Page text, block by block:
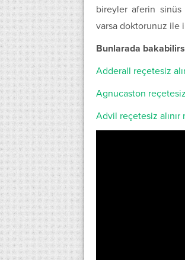
bireyler aferin sinüs
varsa doktorunuz ile
Bunlarada
Adderall reçetesiz
Agnucaston reçetesiz
Advil reçetesiz alınır